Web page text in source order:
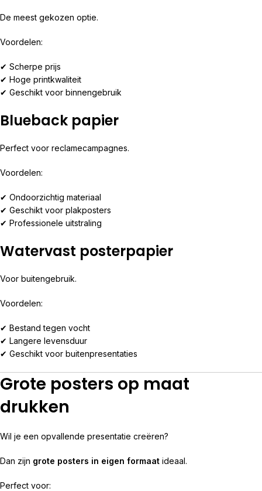
De meest gekozen optie.
Voordelen:
✔ Scherpe prijs
✔ Hoge printkwaliteit
✔ Geschikt voor binnengebruik
Blueback papier
Perfect voor reclamecampagnes.
Voordelen:
✔ Ondoorzichtig materiaal
✔ Geschikt voor plakposters
✔ Professionele uitstraling
Watervast posterpapier
Voor buitengebruik.
Voordelen:
✔ Bestand tegen vocht
✔ Langere levensduur
✔ Geschikt voor buitenpresentaties
Grote posters op maat
drukken
Wil je een opvallende presentatie creëren?
Dan zijn grote posters in eigen formaat ideaal.
Perfect voor: